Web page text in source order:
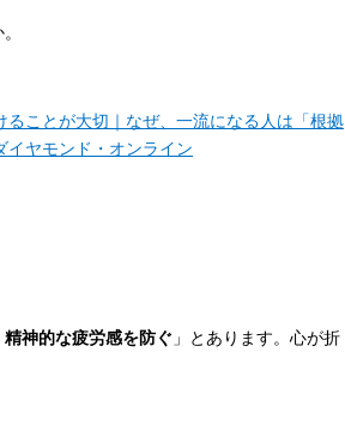
ることが大切｜なぜ、一流になる人は「根拠
イヤモンド・オンライン
神的な疲労感を防ぐ 」とあります。心が折